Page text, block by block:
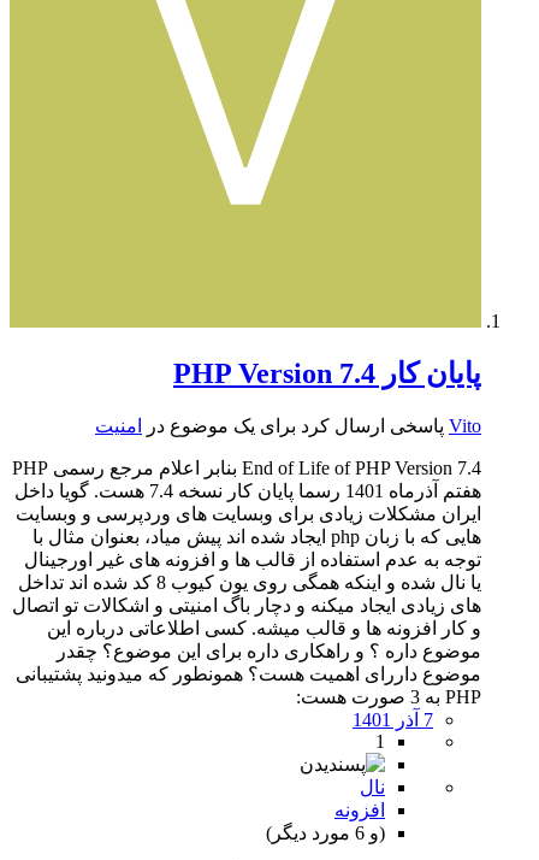
پایان کار PHP Version 7.4
Vito پاسخی ارسال کرد برای یک موضوع در امنیت
End of Life of PHP Version 7.4 بنابر اعلام مرجع رسمی PHP
هفتم آذرماه 1401 رسما پایان کار نسخه 7.4 هست. گویا داخل
ایران مشکلات زیادی برای وبسایت های وردپرسی و وبسایت
هایی که با زبان php ایجاد شده اند پیش میاد، بعنوان مثال با
توجه به عدم استفاده از قالب ها و افزونه های غیر اورجینال
یا نال شده و اینکه همگی روی یون کیوب 8 کد شده اند تداخل
های زیادی ایجاد میکنه و دچار باگ امنیتی و اشکالات تو اتصال
و کار افزونه ها و قالب میشه. کسی اطلاعاتی درباره این
موضوع داره ؟ و راهکاری داره برای این موضوع؟ چقدر
موضوع داررای اهمیت هست؟ همونطور که میدونید پشتیبانی
PHP به 3 صورت هست:
7 آذر 1401
1
نال
افزونه
(و 6 مورد دیگر)